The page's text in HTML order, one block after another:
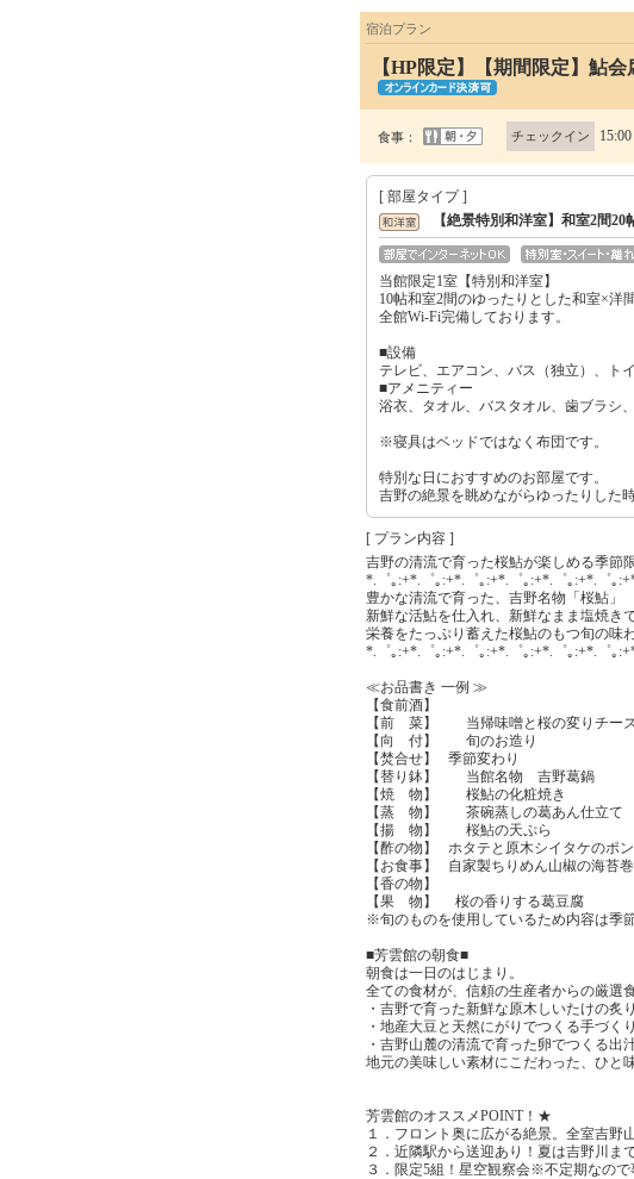
宿泊プラン
【HP限定】【期間限定】鮎
食事： チェックイン
[ 部屋タイプ ]
【絶景特別和洋室】和室2間20
当館限定1室【特別和洋室】
10帖和室2間のゆったりとした和室×洋
全館Wi-Fi完備しております。
■設備
テレビ、エアコン、バス（独立）、ト
■アメニティー
浴衣、タオル、バスタオル、歯ブラシ
※寝具はベッドではなく布団です。
特別な日におすすめのお部屋です。
吉野の絶景を眺めながらゆったりした
[ プラン内容 ]
吉野の清流で育った桜鮎が楽しめる季節
*.゜｡:+*.゜｡:+*.゜｡:+*.゜｡:+*.゜｡:+*.゜｡
豊かな清流で育った、吉野名物「桜鮎」
新鮮な活鮎を仕入れ、新鮮なまま塩焼き
栄養をたっぷり蓄えた桜鮎のもつ旬の味
*.゜｡:+*.゜｡:+*.゜｡:+*.゜｡:+*.゜｡:+*.゜｡
≪お品書き 一例 ≫
【食前酒】
【前 菜】 当帰味噌と桜の変りチー
【向 付】 旬のお造り
【焚合せ】 季節変わり
【替り鉢】 当館名物 吉野葛鍋
【焼 物】 桜鮎の化粧焼き
【蒸 物】 茶碗蒸しの葛あん仕立て
【揚 物】 桜鮎の天ぷら
【酢の物】 ホタテと原木シイタケのポ
【お食事】 自家製ちりめん山椒の海
【香の物】
【果 物】 桜の香りする葛豆腐
※旬のものを使用しているため内容は季
■芳雲館の朝食■
朝食は一日のはじまり。
全ての食材が、信頼の生産者からの厳選食
・吉野で育った新鮮な原木しいたけの炙り
・地産大豆と天然にがりでつくる手づく
・吉野山麓の清流で育った卵でつくる出
地元の美味しい素材にこだわった、ひと
芳雲館のオススメPOINT！★
１．フロント奥に広がる絶景。全室吉野
２．近隣駅から送迎あり！夏は吉野川ま
３．限定5組！星空観察会※不定期なので